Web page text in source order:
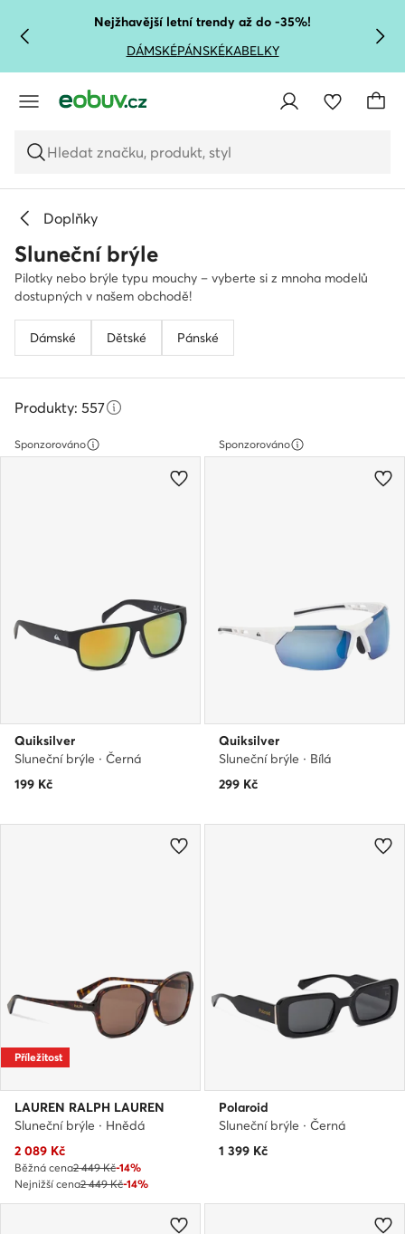
PŘEJÍT NA HLAVNÍ OBSAH
PŘEJÍT NA VYHLEDÁVÁNÍ
Nejžhavější letní trendy až do -35%!
DÁMSKÉPÁNSKÉKABELKY
Hledat značku, produkt, styl
Doplňky
Sluneční brýle
Pilotky nebo brýle typu mouchy – vyberte si z mnoha modelů
dostupných v našem obchodě!
Dámské Dětské Pánské
Produkty: 557
Sponzorováno
Quiksilver
Sluneční brýle · Černá
199 Kč
Sponzorováno
Quiksilver
Sluneční brýle · Bílá
299 Kč
Příležitost
LAUREN RALPH LAUREN
Sluneční brýle · Hnědá
Aktuální cena
2 089 Kč
Běžná cena2 449 Kč-14%
Nejnižší cena2 449 Kč-14%
Polaroid
Sluneční brýle · Černá
1 399 Kč